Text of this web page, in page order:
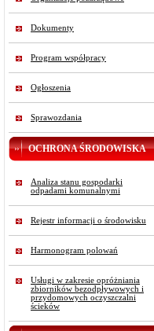
Dokumenty
Program współpracy
Ogłoszenia
Sprawozdania
OCHRONA ŚRODOWISKA
Analiza stanu gospodarki
odpadami komunalnymi
Rejestr informacji o środowisku
Harmonogram polowań
Usługi w zakresie opróżniania
zbiorników bezodpływowych i
przydomowych oczyszczalni
ścieków